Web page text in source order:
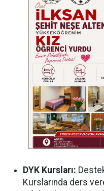
DYK Kursları:
Kurslarında ders